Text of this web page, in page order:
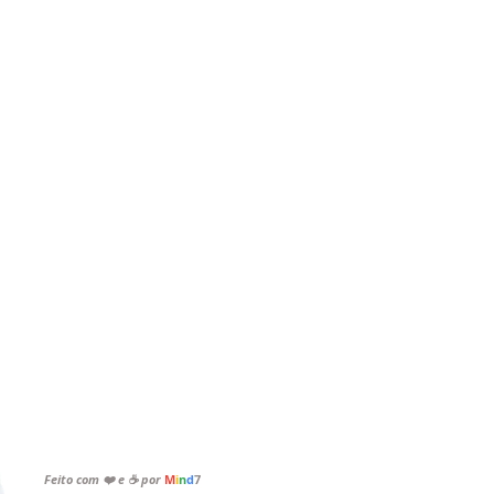
Feito com ❤️ e ☕ por Mind7